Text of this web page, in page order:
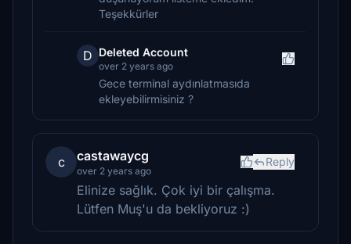
Teşekkürler
D Deleted Account
over 2 years ago
Gece terminal aydınlatmasıda
ekleyebilirmisiniz ?
c castawaycg
over 2 years ago
Reply
Elinize sağlık. Çok iyi bir çalışma.
Lütfen Muş'u da bekliyoruz :)